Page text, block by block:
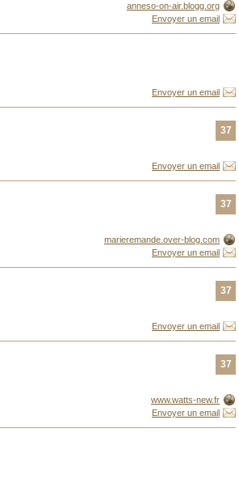
anneso-on-air.blogg.org
Envoyer un email
Envoyer un email
37
Envoyer un email
37
marieremande.over-blog.com
Envoyer un email
37
Envoyer un email
37
www.watts-new.fr
Envoyer un email